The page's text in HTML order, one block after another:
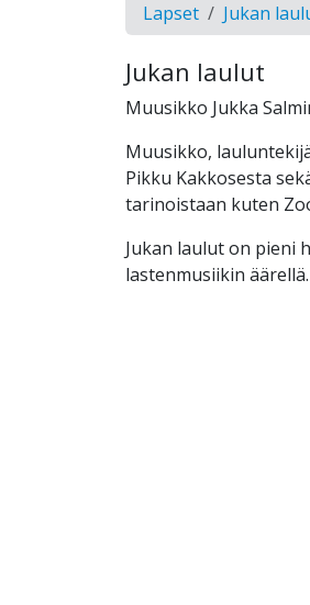
Lapset Jukan
Jukan laulut
Muusikko Jukka
Muusikko,
Pikku Kakkosesta
tarinoistaan kuten
Jukan laulut on pieni
lastenmusiikin äärellä.